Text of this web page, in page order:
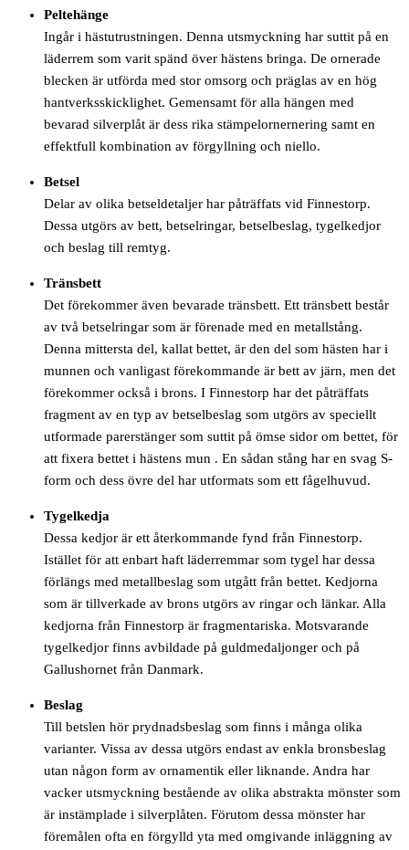
Peltehänge
Ingår i hästutrustningen. Denna utsmyckning har suttit på en
läderrem som varit spänd över hästens bringa. De ornerade
blecken är utförda med stor omsorg och präglas av en hög
hantverksskicklighet. Gemensamt för alla hängen med
bevarad silverplåt är dess rika stämpelornernering samt en
effektfull kombination av förgyllning och niello.
Betsel
Delar av olika betseldetaljer har påträffats vid Finnestorp.
Dessa utgörs av bett, betselringar, betselbeslag, tygelkedjor
och beslag till remtyg.
Tränsbett
Det förekommer även bevarade tränsbett. Ett tränsbett består
av två betselringar som är förenade med en metallstång.
Denna mittersta del, kallat bettet, är den del som hästen har i
munnen och vanligast förekommande är bett av järn, men det
förekommer också i brons. I Finnestorp har det påträffats
fragment av en typ av betselbeslag som utgörs av speciellt
utformade parerstänger som suttit på ömse sidor om bettet, för
att fixera bettet i hästens mun . En sådan stång har en svag S-
form och dess övre del har utformats som ett fågelhuvud.
Tygelkedja
Dessa kedjor är ett återkommande fynd från Finnestorp.
Istället för att enbart haft läderremmar som tygel har dessa
förlängs med metallbeslag som utgått från bettet. Kedjorna
som är tillverkade av brons utgörs av ringar och länkar. Alla
kedjorna från Finnestorp är fragmentariska. Motsvarande
tygelkedjor finns avbildade på guldmedaljonger och på
Gallushornet från Danmark.
Beslag
Till betslen hör prydnadsbeslag som finns i många olika
varianter. Vissa av dessa utgörs endast av enkla bronsbeslag
utan någon form av ornamentik eller liknande. Andra har
vacker utsmyckning bestående av olika abstrakta mönster som
är instämplade i silverplåten. Förutom dessa mönster har
föremålen ofta en förgylld yta med omgivande inläggning av